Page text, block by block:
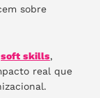
sobre
soft skills,
real que